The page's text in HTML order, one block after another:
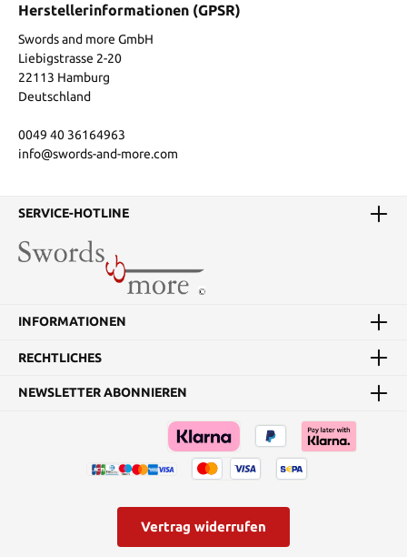
Herstellerinformationen (GPSR)
Swords and more GmbH
Liebigstrasse 2-20
22113 Hamburg
Deutschland
0049 40 36164963
info@swords-and-more.com
SERVICE-HOTLINE
INFORMATIONEN
RECHTLICHES
NEWSLETTER ABONNIEREN
Vertrag widerrufen